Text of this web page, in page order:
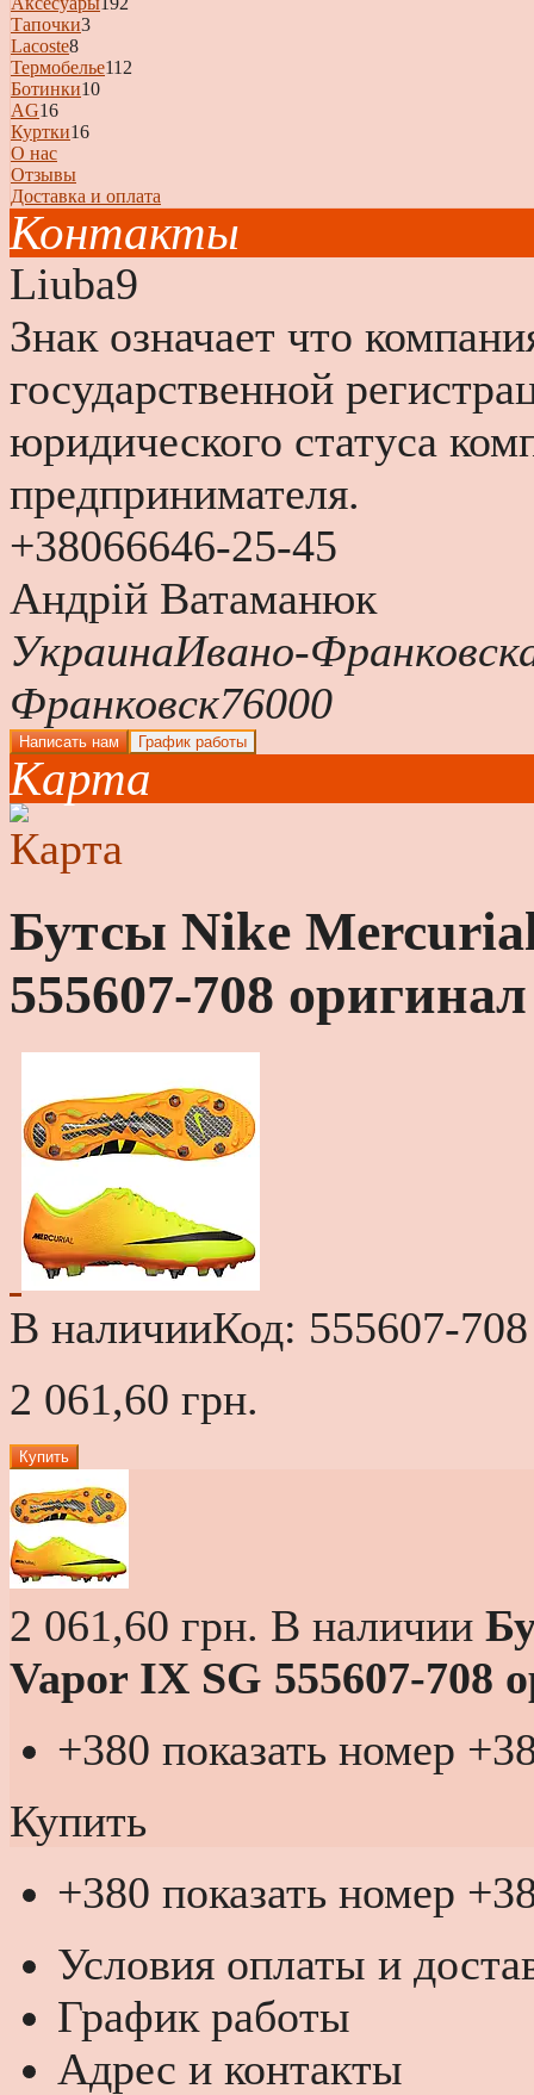
Тапочки3
Lacoste8
Термобелье112
Ботинки10
AG16
Куртки16
О нас
Отзывы
Доставка и оплата
Контакты
Liuba9
Знак означает что
государственной
юридического статуса
предпринимателя.
+38066646-25-45
Андрій Ватаманюк
УкраинаИвано-
Франковск76000
Написать нам График работы
Карта
Бутсы Nike
555607-708 оригинал
В наличииКод: 555607-708
2 061,60 грн.
Купить
2 061,60 грн. В наличии
Vapor IX SG 555607-708
+380 показать номер
Купить
+380 показать номер
Условия оплаты и
График работы
Адрес и контакты